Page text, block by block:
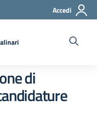
Accedi
di